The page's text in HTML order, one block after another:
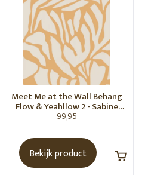
Meet Me at the Wall Behang
Flow & Yeahllow 2 - Sabine
van Vessem
99,95
Bekijk product